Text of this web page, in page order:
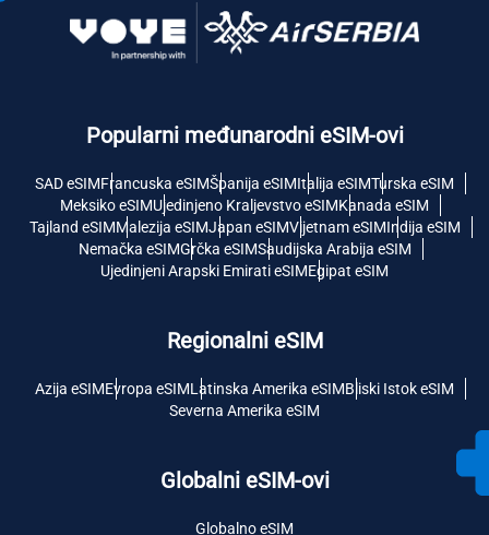
Popularni međunarodni eSIM-ovi
SAD eSIMFrancuska eSIMŠpanija eSIMItalija eSIMTurska eSIM
Meksiko eSIMUjedinjeno Kraljevstvo eSIMKanada eSIM
Tajland eSIMMalezija eSIMJapan eSIMVijetnam eSIMIndija eSIM
Nemačka eSIMGrčka eSIMSaudijska Arabija eSIM
Ujedinjeni Arapski Emirati eSIMEgipat eSIM
Regionalni eSIM
Azija eSIMEvropa eSIMLatinska Amerika eSIMBliski Istok eSIM
Severna Amerika eSIM
Globalni eSIM-ovi
Globalno eSIM